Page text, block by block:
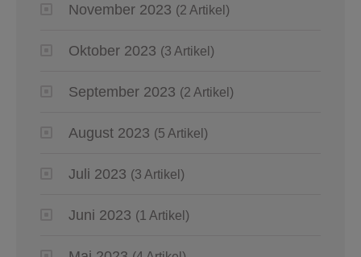
November 2023 (2 Artikel)
Oktober 2023 (3 Artikel)
September 2023 (2 Artikel)
August 2023 (5 Artikel)
Juli 2023 (3 Artikel)
Juni 2023 (1 Artikel)